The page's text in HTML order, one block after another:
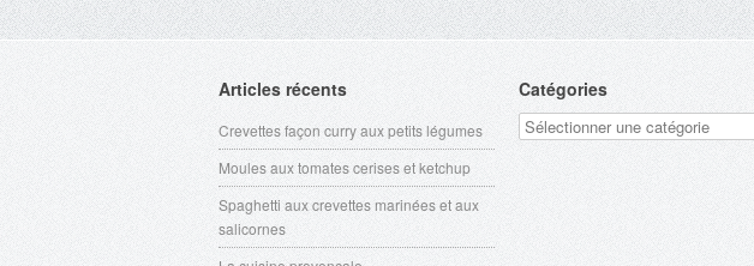
Articles récents
Crevettes façon curry aux petits légumes
Moules aux tomates cerises et ketchup
Spaghetti aux crevettes marinées et aux
salicornes
Catégories
Catégories